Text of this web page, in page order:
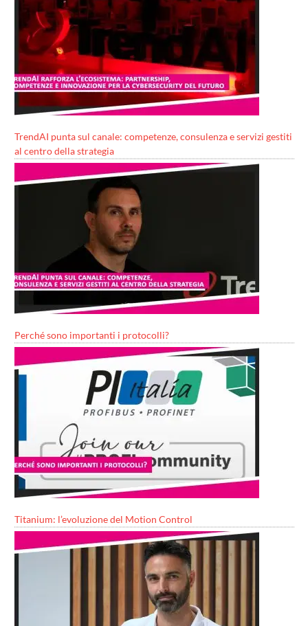
TrendAI punta sul canale: competenze, consulenza e servizi gestiti
al centro della strategia
Perché sono importanti i protocolli?
Titanium: l’evoluzione del Motion Control